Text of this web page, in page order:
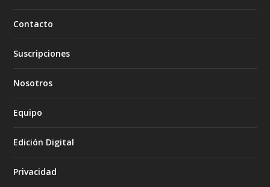
Contacto
Suscripciones
Nosotros
Equipo
Edición Digital
Privacidad